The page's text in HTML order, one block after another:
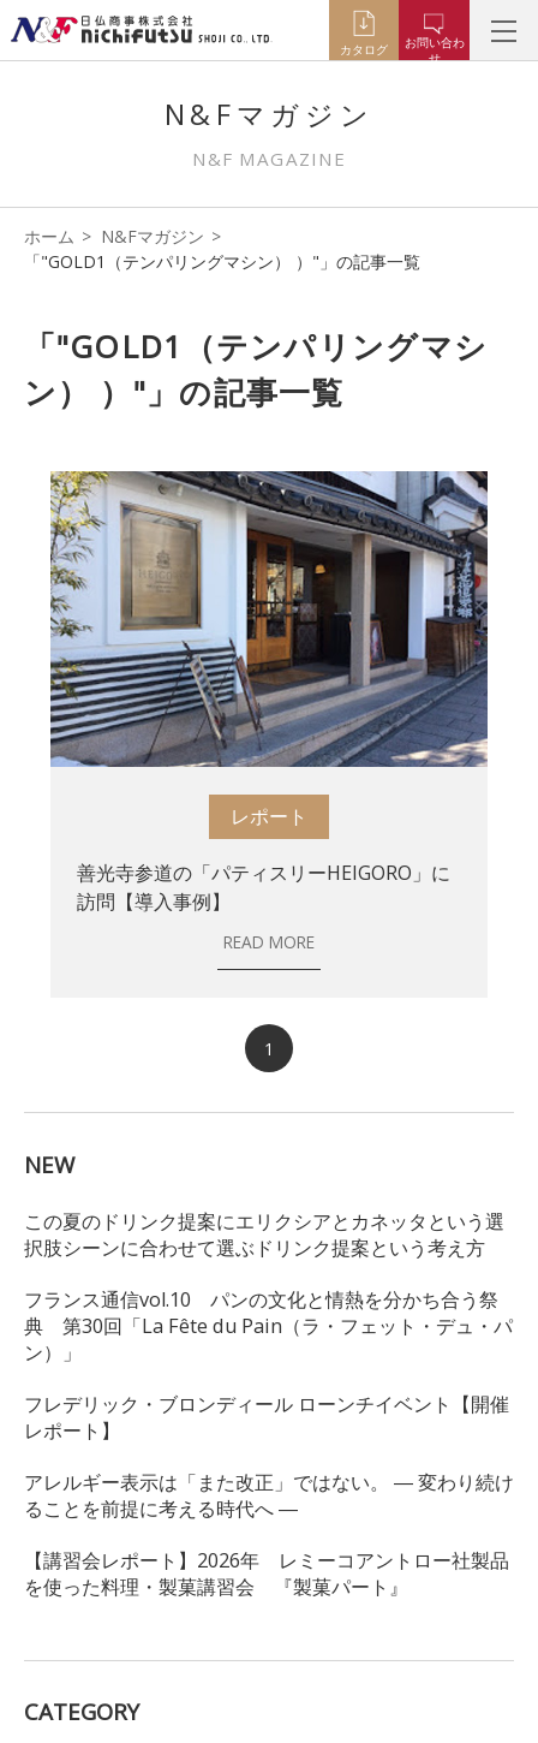
カタログ
お問い合わ
せ
N&Fマガジン
N&F MAGAZINE
ホーム
N&Fマガジン
「"GOLD1（テンパリングマシン） ）"」の記事一覧
「"GOLD1（テンパリングマシ
ン） ）"」の記事一覧
レポート
善光寺参道の「パティスリーHEIGORO」に
訪問【導入事例】
READ MORE
1
NEW
この夏のドリンク提案にエリクシアとカネッタという選
択肢シーンに合わせて選ぶドリンク提案という考え方
フランス通信vol.10 パンの文化と情熱を分かち合う祭
典 第30回「La Fête du Pain（ラ・フェット・デュ・パ
ン）」
フレデリック・ブロンディール ローンチイベント【開催
レポート】
アレルギー表示は「また改正」ではない。 ― 変わり続け
ることを前提に考える時代へ ―
【講習会レポート】2026年 レミーコアントロー社製品
を使った料理・製菓講習会 『製菓パート』
CATEGORY